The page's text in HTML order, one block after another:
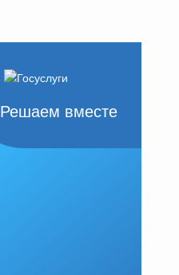
Решаем вместе